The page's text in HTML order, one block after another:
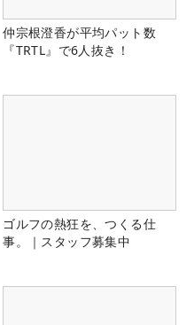
仲宗根澄香が平均パット数
『TRTL』で6人抜き！
ゴルフの熱狂を、つくる仕
事。｜スタッフ募集中